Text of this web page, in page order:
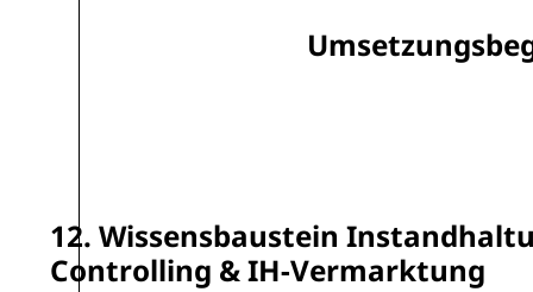
12. Wissensbaustein
Controlling & IH-Vermarktung